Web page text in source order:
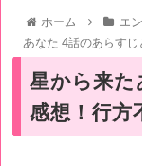
ホーム エ
あなた 4話のあらす
星から来た
感想！行